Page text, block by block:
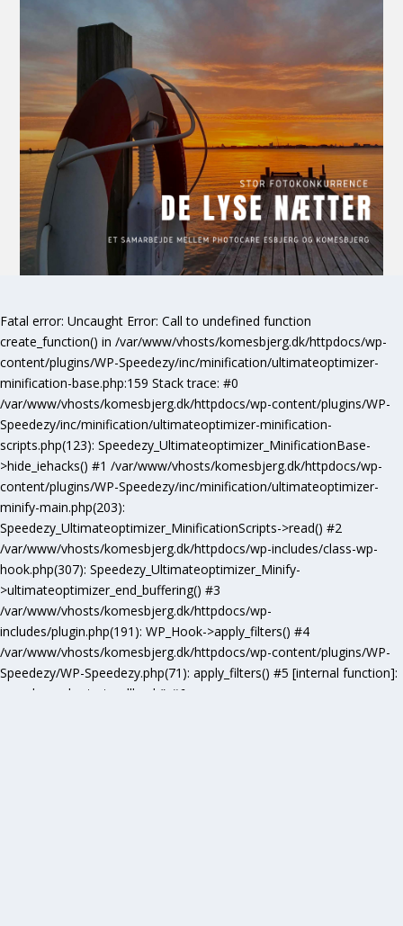
Fatal error: Uncaught Error: Call to undefined function
create_function() in /var/www/vhosts/komesbjerg.dk/httpdocs/wp-
content/plugins/WP-Speedezy/inc/minification/ultimateoptimizer-
minification-base.php:159 Stack trace: #0
/var/www/vhosts/komesbjerg.dk/httpdocs/wp-content/plugins/WP-
Speedezy/inc/minification/ultimateoptimizer-minification-
scripts.php(123): Speedezy_Ultimateoptimizer_MinificationBase-
>hide_iehacks() #1 /var/www/vhosts/komesbjerg.dk/httpdocs/wp-
content/plugins/WP-Speedezy/inc/minification/ultimateoptimizer-
minify-main.php(203):
Speedezy_Ultimateoptimizer_MinificationScripts->read() #2
/var/www/vhosts/komesbjerg.dk/httpdocs/wp-includes/class-wp-
hook.php(307): Speedezy_Ultimateoptimizer_Minify-
>ultimateoptimizer_end_buffering() #3
/var/www/vhosts/komesbjerg.dk/httpdocs/wp-
includes/plugin.php(191): WP_Hook->apply_filters() #4
/var/www/vhosts/komesbjerg.dk/httpdocs/wp-content/plugins/WP-
Speedezy/WP-Speedezy.php(71): apply_filters() #5 [internal function]:
speedezy_ob_start_callback() #6